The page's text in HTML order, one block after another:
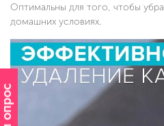
Оптимальны для того, чтобы
домашних условиях.